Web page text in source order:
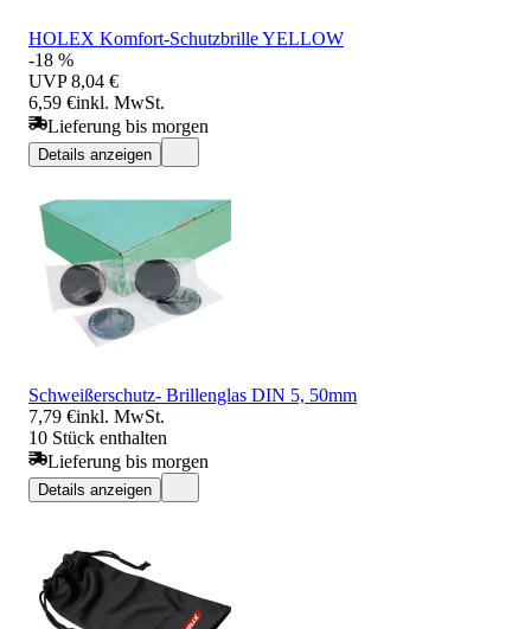
HOLEX Komfort-Schutzbrille YELLOW
-18 %
UVP 8,04 €
6,59 €inkl. MwSt.
Lieferung bis morgen
Details anzeigen
Schweißerschutz- Brillenglas DIN 5, 50mm
7,79 €inkl. MwSt.
10 Stück enthalten
Lieferung bis morgen
Details anzeigen